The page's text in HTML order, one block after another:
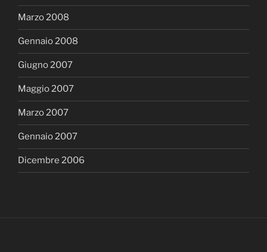
Marzo 2008
Gennaio 2008
Giugno 2007
Maggio 2007
Marzo 2007
Gennaio 2007
Dicembre 2006